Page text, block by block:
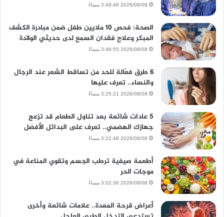
2026/08/08 3:49:48 مساءً
الصحة: فحص 10 ملايين طفل ضمن مبادرة الكشف
المبكر وعلاج فقدان السمع لدى حديثي الولادة
2026/08/08 3:48:55 مساءً
6 طرق فعّالة للحد من تساقط الشعر عند الرجال
والنساء.. تعرف عليها
2026/08/08 3:25:21 مساءً
5 عادات شائعة بعد تناول الطعام قد تزعج
جهازك الهضمي.. تعرف على البدائل الأفضل
2026/08/08 3:22:48 مساءً
أطعمة صيفية ترطب الجسم وتقوي المناعة في
موجات الحر
2026/08/08 3:02:36 مساءً
أعراض قرحة المعدة.. علامات شائعة وأخرى